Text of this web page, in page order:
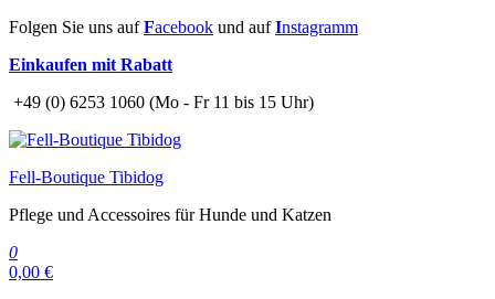
Zum
springen
Folgen Sie uns aufFacebook und aufInstagramm
Einkaufen mit Rabatt
+49 (0) 6253 1060 (Mo - Fr 11 bis 15 Uhr)
Fell-Boutique Tibidog
Pflege und Accessoires für Hunde und Katzen
0
0,00 €